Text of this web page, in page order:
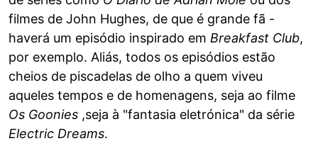
filmes de John Hughes, de que é grande fã -
haverá um episódio inspirado em Breakfast Club,
por exemplo. Aliás, todos os episódios estão
cheios de piscadelas de olho a quem viveu
aqueles tempos e de homenagens, seja ao filme
Os Goonies ,seja à "fantasia eletrónica" da série
Electric Dreams.